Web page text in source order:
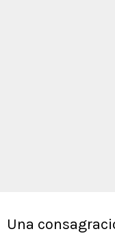
Una